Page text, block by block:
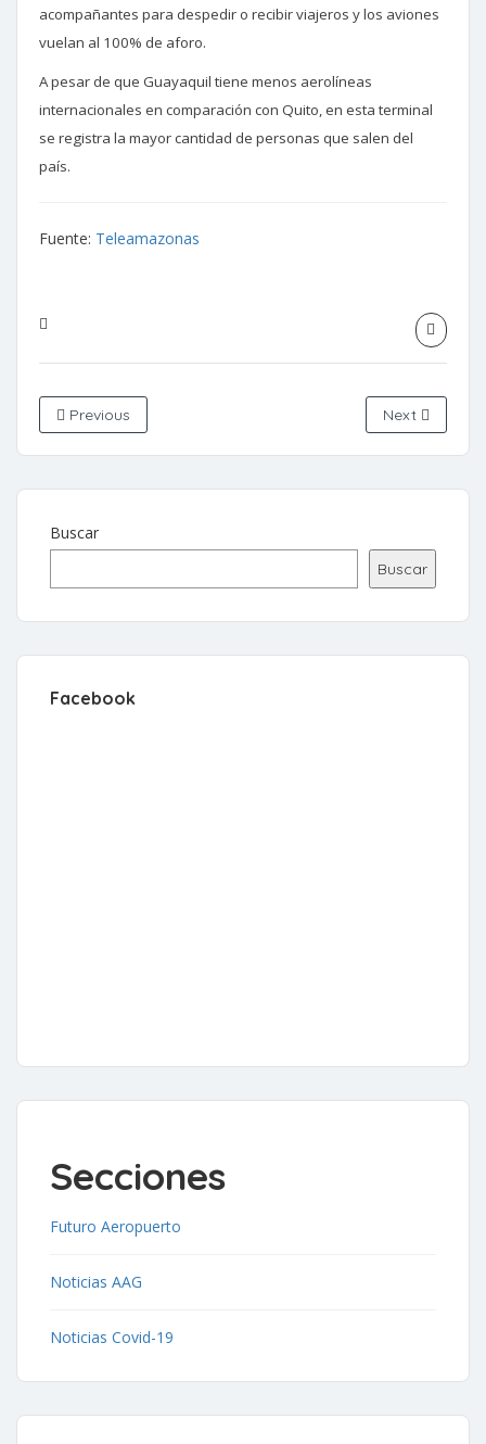
acompañantes para despedir o recibir viajeros y los aviones
vuelan al 100% de aforo.
A pesar de que Guayaquil tiene menos aerolíneas
internacionales en comparación con Quito, en esta terminal
se registra la mayor cantidad de personas que salen del
país.
Fuente: Teleamazonas
Previous Next
Buscar
Buscar
Facebook
Secciones
Futuro Aeropuerto
Noticias AAG
Noticias Covid-19